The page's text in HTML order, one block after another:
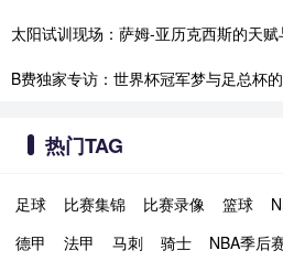
太阳试训现场：萨姆-亚历克西斯的天赋
B费独家专访：世界杯冠军梦与足总杯
热门TAG
足球 比赛集锦 比赛录像 篮球
德甲
法甲 马刺 骑士 NBA季后